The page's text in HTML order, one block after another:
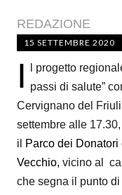
REDAZIONE
15 SETTEMBRE 2020
I
l progetto
passi di salute”
Cervignano del
settembre alle
il
Parco dei
Vecchio, vicino al
che segna il punto di